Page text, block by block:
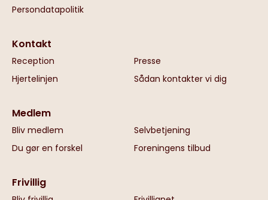
Persondatapolitik
Kontakt
Reception
Presse
Hjertelinjen
Sådan kontakter vi dig
Medlem
Bliv medlem
Selvbetjening
Du gør en forskel
Foreningens tilbud
Frivillig